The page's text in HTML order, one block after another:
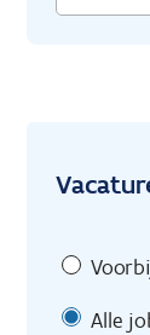
Alle